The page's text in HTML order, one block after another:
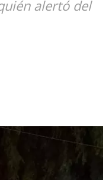
alertó del